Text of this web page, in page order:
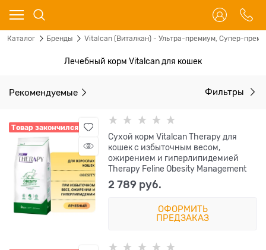
Каталог Бренды Vitalcan (Виталкан) - Ультра-премиум, Супер-
Лечебный корм Vitalcan для кошек
Рекомендуемые Фильтры
Товар закончился
Сухой корм Vitalcan Therapy для
кошек с избыточным весом,
ожирением и гиперлипидемией
Therapy Feline Obesity Management
2 789 руб.
ОФОРМИТЬ
ПРЕДЗАКАЗ